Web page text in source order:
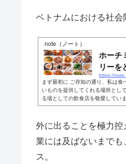
ベトナムにおける社会
note（ノート）
ホーチ
リーを
https://
まず最初に ご存知の通り、私は
いものを提供してくれる場所とし
る場としての飲食店を敬愛してい
回のホーチミンの社会隔離政策を
飲食のことをメインに発信してい
外に出ることを極力
業には及ばないまで
ス。